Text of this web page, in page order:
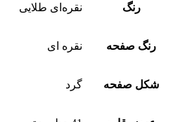
رنگ نقره‌ای طلایی
رنگ صفحه نقره ای
شکل صفحه گرد